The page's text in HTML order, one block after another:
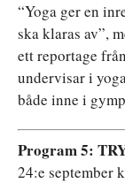
“Yoga ger en
ska klaras av”,
ett reportage
undervisar i
både inne i
Program 5:
24:e september